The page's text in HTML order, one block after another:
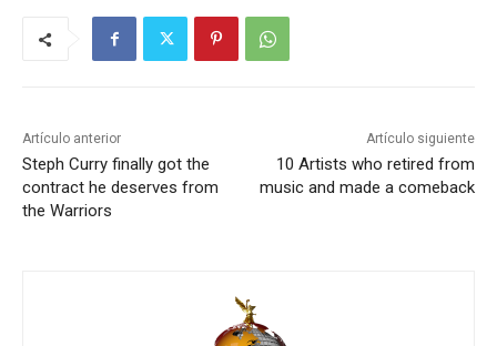
Artículo anterior
Steph Curry finally got the
contract he deserves from
the Warriors
Artículo siguiente
10 Artists who retired from
music and made a comeback